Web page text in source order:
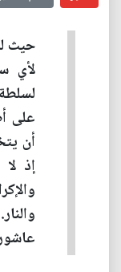
حيث
لأي
على
أن
إذ